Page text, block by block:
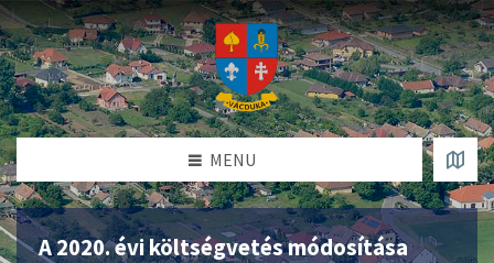
MENU
A 2020. évi költségvetés módosítása